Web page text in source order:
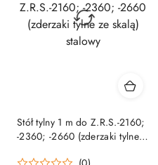
Stół tylny 1 m do Z.R.S.-2160;
-2360; -2660 (zderzaki tylne